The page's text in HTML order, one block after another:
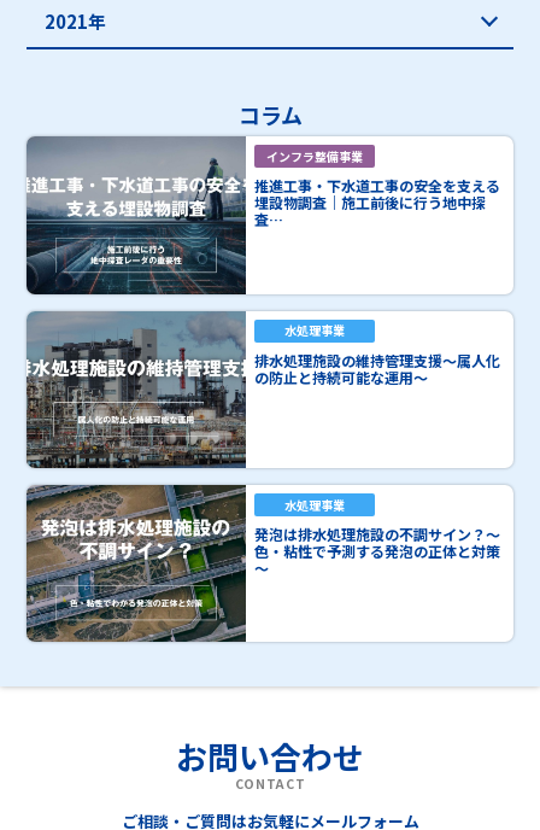
2021年
コラム
インフラ整備事業
推進工事・下水道工事の安全を支える
埋設物調査｜施工前後に行う地中探
査…
水処理事業
排水処理施設の維持管理支援～属人化
の防止と持続可能な運用～
水処理事業
発泡は排水処理施設の不調サイン？～
色・粘性で予測する発泡の正体と対策
～
お問い合わせ
CONTACT
ご相談・ご質問はお気軽にメールフォーム